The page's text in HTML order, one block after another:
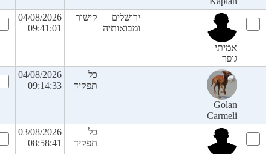
אמיתי
גופר
ירושלים
ומבואותיה
קישור
04/08/2026
09:41:01
Golan
Carmeli
כל
תפקיד
04/08/2026
09:14:33
כל
תפקיד
03/08/2026
08:58:41